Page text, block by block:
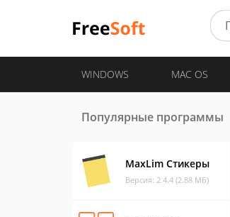
WINDOWS MAC OS
Популярные программы
MaxLim Стикеры
Версия: 2.4.4 (2.88 МБ)